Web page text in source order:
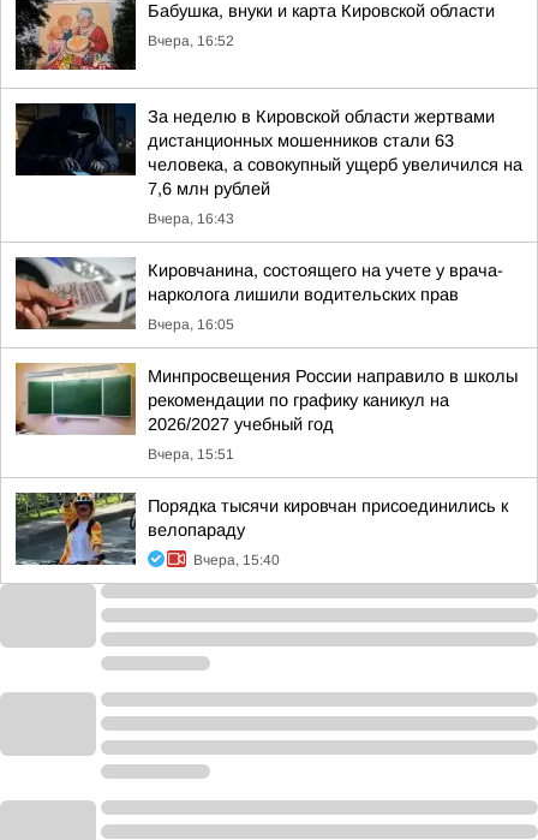
Бабушка, внуки и карта Кировской области
Вчера, 16:52
За неделю в Кировской области жертвами
дистанционных мошенников стали 63
человека, а совокупный ущерб увеличился на
7,6 млн рублей
Вчера, 16:43
Кировчанина, состоящего на учете у врача-
нарколога лишили водительских прав
Вчера, 16:05
Минпросвещения России направило в школы
рекомендации по графику каникул на
2026/2027 учебный год
Вчера, 15:51
Порядка тысячи кировчан присоединились к
велопараду
Вчера, 15:40